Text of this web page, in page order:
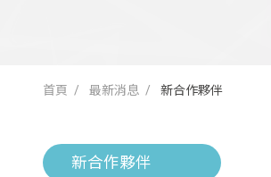
首頁 最新消息 新合作夥伴
新合作夥伴